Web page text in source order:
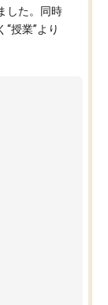
した。同時
授業”より